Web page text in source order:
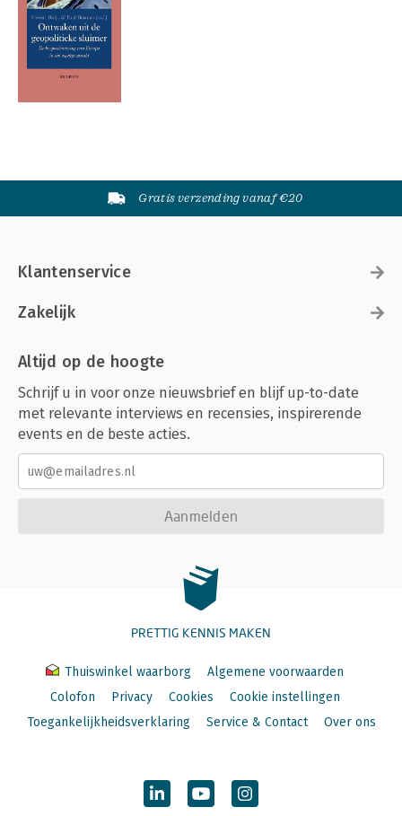
Gratis verzending vanaf €20
Klantenservice
Zakelijk
Altijd op de hoogte
Schrijf u in voor onze nieuwsbrief en blijf up-to-date
met relevante interviews en recensies, inspirerende
events en de beste acties.
Aanmelden
PRETTIG KENNIS MAKEN
Thuiswinkel waarborg
Algemene voorwaarden
Colofon
Privacy Cookies
Cookie instellingen
Toegankelijkheidsverklaring
Service & Contact Over ons